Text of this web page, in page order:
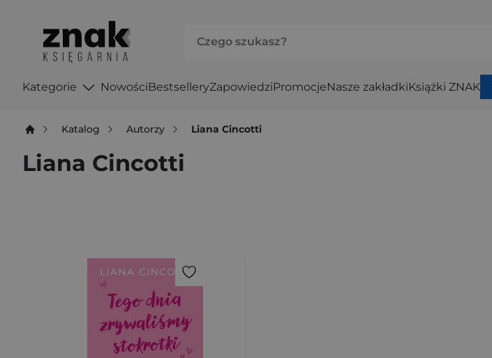
Kategorie NowościBestselleryZapowiedziPromocjeNasze zakładkiKsiążki ZNAK
Katalog Autorzy Liana Cincotti
Liana Cincotti